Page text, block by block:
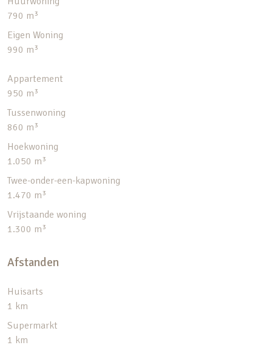
790 m³
Eigen Woning
990 m³
Appartement
950 m³
Tussenwoning
860 m³
Hoekwoning
1.050 m³
Twee-onder-een-kapwoning
1.470 m³
Vrijstaande woning
1.300 m³
Afstanden
Huisarts
1 km
Supermarkt
1 km